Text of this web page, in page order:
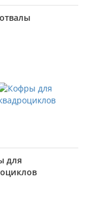
для